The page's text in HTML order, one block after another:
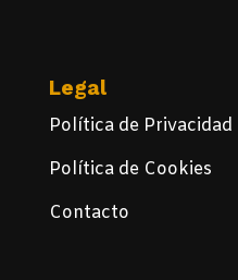
Legal
Política de Privacidad
Política de Cookies
Contacto